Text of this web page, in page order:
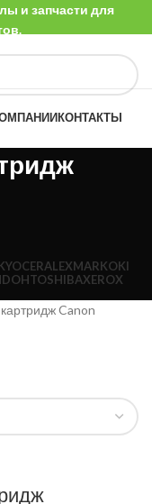
и запчасти для
КОНТАКТЫ
LEXMARKOKI
TOSHIBAXEROX
Canon